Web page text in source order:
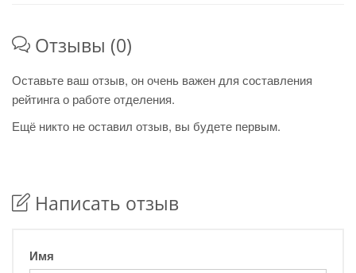
Отзывы (0)
Оставьте ваш отзыв, он очень важен для составления
рейтинга о работе отделения.
Ещё никто не оставил отзыв, вы будете первым.
Написать отзыв
Имя